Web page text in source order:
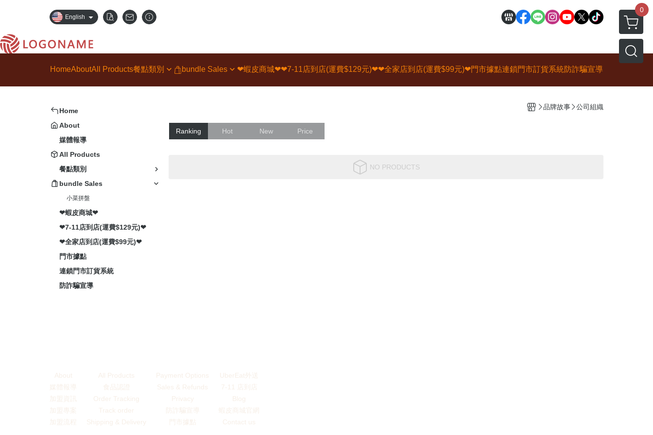
English
0
HomeAboutAll Products餐點類別
嚴選肉品
年節禮盒
bundle Sales ❤蝦皮商城❤❤7-11店到店(運費$129元)❤❤全家店到店(運費$99元)❤門市據點連鎖門市訂貨系統防詐騙宣導
Home
About
媒體報導
All Products
餐點類別
bundle Sales
小菜拼盤
❤蝦皮商城❤
❤7-11店到店(運費$129元)❤
❤全家店到店(運費$99元)❤
門市據點
連鎖門市訂貨系統
防詐騙宣導
品牌故事 公司組織
Ranking Hot New Price
NO PRODUCTS
About
媒體報導
加盟資訊
加盟專案
加盟流程
All Products
食品認證
Order Tracking
Track order
Shipping & Delivery
Payment Options
Sales & Refunds
Privacy
防詐騙宣導
門市據點
UberEat外送
7-11 店到店
Blog
蝦皮商城官網
Contact us